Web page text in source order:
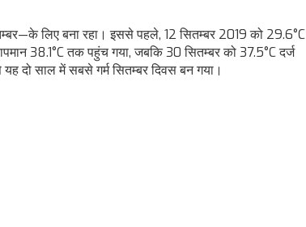
लिए बना रहा। इससे पहले, 12 सितम्बर 2019 को 29.6°C
38.1°C तक पहुंच गया, जबकि 30 सितम्बर को 37.5°C दर्ज
दो साल में सबसे गर्म सितम्बर दिवस बन गया।